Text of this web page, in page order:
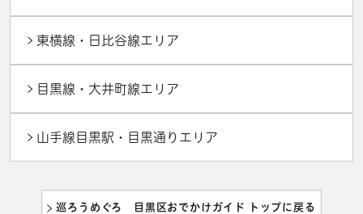
東横線・日比谷線エリア
目黒線・大井町線エリア
山手線目黒駅・目黒通りエリア
巡ろうめぐろ 目黒区おでかけガイド トップに戻る